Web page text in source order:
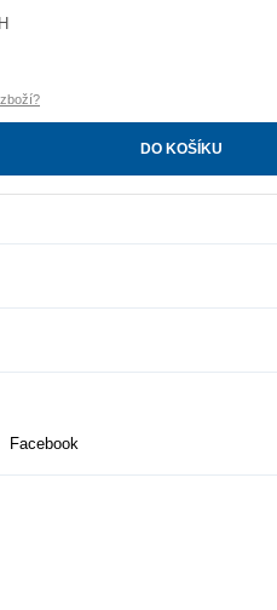
DO KOŠÍKU
Facebook